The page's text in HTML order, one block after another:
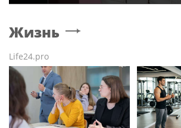
Жизнь
Life24.pro